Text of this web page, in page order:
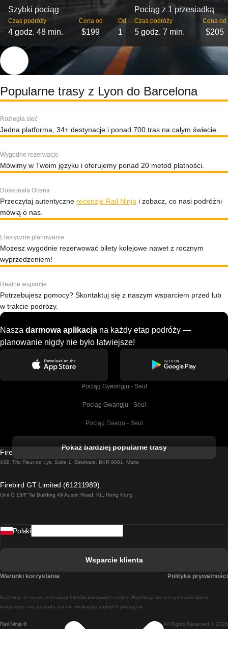
Szybki pociąg
Czas podróży
4 godz. 48 min.
Cena od
$199
Odjazdy
1
Pociąg z 1 przesiadką
Czas podróży
5 godz. 7 min.
Cena od
$205
Popularne trasy z Lyon do Barcelona
Rozległa sieć
Jedna platforma, 34+ destynacje i ponad 700 tras na całym świecie.
Wygodne rezerwacje
Mówimy w Twoim języku i oferujemy ponad 20 metod płatności.
Doskonała Ocena
Przeczytaj autentyczne recenzje Rail Ninja i zobacz, co nasi podróżni
mówią o nas.
Elastyczne planowanie
Możesz wygodnie rezerwować bilety kolejowe nawet z rocznym
wyprzedzeniem!
Realne wsparcie
Potrzebujesz pomocy? Skontaktuj się z naszym wsparciem przed lub
w trakcie podróży.
Nasza darmowa aplikacja na każdy etap podróży —
planowanie nigdy nie było łatwiejsze!
Pociąg Gyeongju - Seul
Pociąg Gwangju - Seul
Pociąg Daegu - Seul
Pociąg Dublin - Galway
Pociąg Rzym - Neapol
Pociąg Madryt - Lizbona
Pociąg Madryt - Barcelona
Pokaż bardziej popularne trasy
Firebird GT Limited (OC 1451)
432, Triq Fleur de Lys, Suite 1, Birkirkara, BKR 9061, Malta
Firebird GT Limited (61211989)
Unit G 15/F Tal Building 49 Austin Road, KL, Hong Kong
Rail Ninja ® All Rights Reserved © 2026
Rail Ninja to serwis rezerwacji biletów kolejowych online. Rail Ninja nie jest przewoźnikiem
kolejowym i nie posiada ani nie obsługuje żadnych pociągów.
Polski
Wsparcie klienta
Warunki korzystania Polityka prywatności